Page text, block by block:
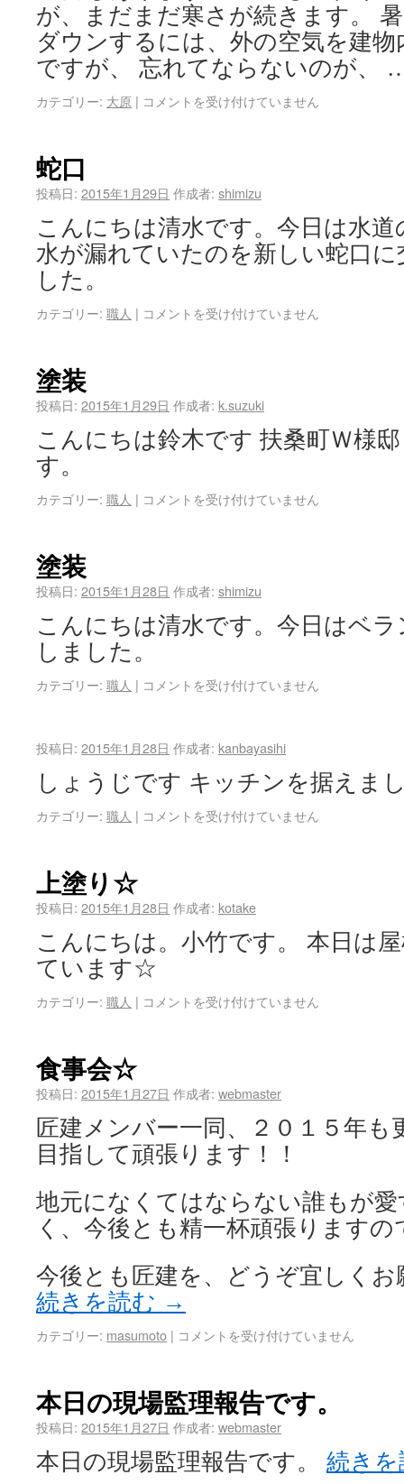
が、まだまだ寒さが続きます。
ダウンするには、外の空気を建
ですが、 忘れてならないのが、
カテゴリー: 大原 | コメントを受け付けていません
蛇口
投稿日: 2015年1月29日 作成者: shimizu
こんにちは清水です。今日は水
水が漏れていたのを新しい蛇口
した。
カテゴリー: 職人 | コメントを受け付けていません
塗装
投稿日: 2015年1月29日 作成者: k.suzuki
こんにちは鈴木です 扶桑町Ｗ様
す。
カテゴリー: 職人 | コメントを受け付けていません
塗装
投稿日: 2015年1月28日 作成者: shimizu
こんにちは清水です。今日はベ
しました。
カテゴリー: 職人 | コメントを受け付けていません
投稿日: 2015年1月28日 作成者: kanbayasihi
しょうじです キッチンを据えま
カテゴリー: 職人 | コメントを受け付けていません
上塗り☆
投稿日: 2015年1月28日 作成者: kotake
こんにちは。小竹です。 本日は
ています☆
カテゴリー: 職人 | コメントを受け付けていません
食事会☆
投稿日: 2015年1月27日 作成者: webmaster
匠建メンバー一同、２０１５年も
目指して頑張ります！！
地元になくてはならない誰もが
く、今後とも精一杯頑張りますの
今後とも匠建を、どうぞ宜しく
続きを読む →
カテゴリー: masumoto | コメントを受け付けていません
本日の現場監理報告です。
投稿日: 2015年1月27日 作成者: webmaster
本日の現場監理報告です。 続き